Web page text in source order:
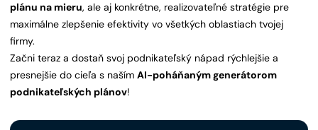
plánu na mieru, ale aj konkrétne, realizovateľné stratégie pre
maximálne zlepšenie efektivity vo všetkých oblastiach tvojej
firmy.
Začni teraz a dostaň svoj podnikateľský nápad rýchlejšie a
presnejšie do cieľa s naším AI-poháňaným generátorom
podnikateľských plánov!